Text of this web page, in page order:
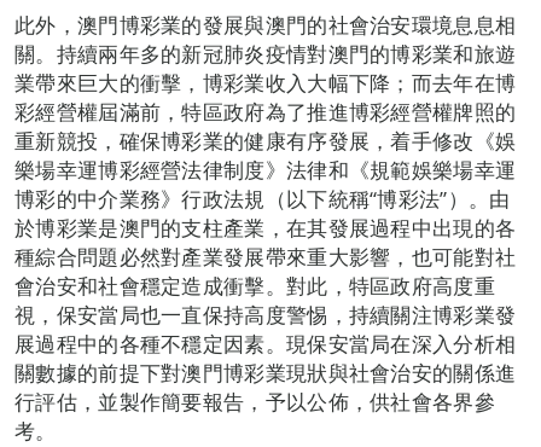
此外，澳門博彩業的發展與澳門的社會治安環境息息相
關。持續兩年多的新冠肺炎疫情對澳門的博彩業和旅遊
業帶來巨大的衝擊，博彩業收入大幅下降；而去年在博
彩經營權屆滿前，特區政府為了推進博彩經營權牌照的
重新競投，確保博彩業的健康有序發展，着手修改《娛
樂場幸運博彩經營法律制度》法律和《規範娛樂場幸運
博彩的中介業務》行政法規（以下統稱“博彩法”）。由
於博彩業是澳門的支柱產業，在其發展過程中出現的各
種綜合問題必然對產業發展帶來重大影響，也可能對社
會治安和社會穩定造成衝擊。對此，特區政府高度重
視，保安當局也一直保持高度警惕，持續關注博彩業發
展過程中的各種不穩定因素。現保安當局在深入分析相
關數據的前提下對澳門博彩業現狀與社會治安的關係進
行評估，並製作簡要報告，予以公佈，供社會各界參
考。